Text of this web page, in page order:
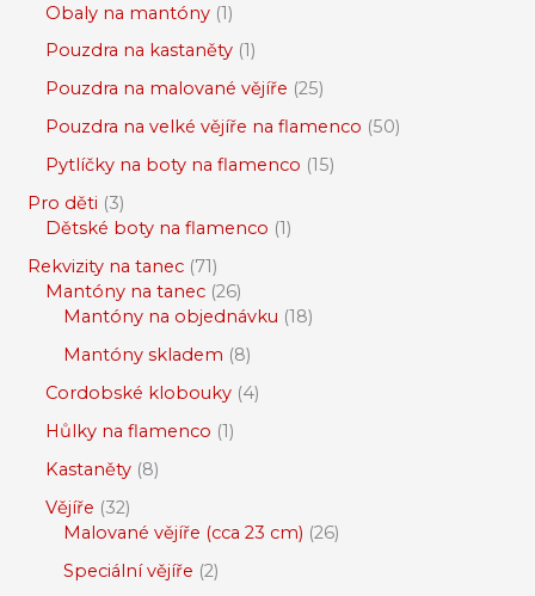
Obaly na mantóny 1
Pouzdra na kastaněty 1
Pouzdra na malované vějíře 25
Pouzdra na velké vějíře na flamenco 50
Pytlíčky na boty na flamenco 15
Pro děti 3
Dětské boty na flamenco 1
Rekvizity na tanec 71
Mantóny na tanec 26
Mantóny na objednávku 18
Mantóny skladem 8
Cordobské klobouky 4
Hůlky na flamenco 1
Kastaněty 8
Vějíře 32
Malované vějíře (cca 23 cm) 26
Speciální vějíře 2